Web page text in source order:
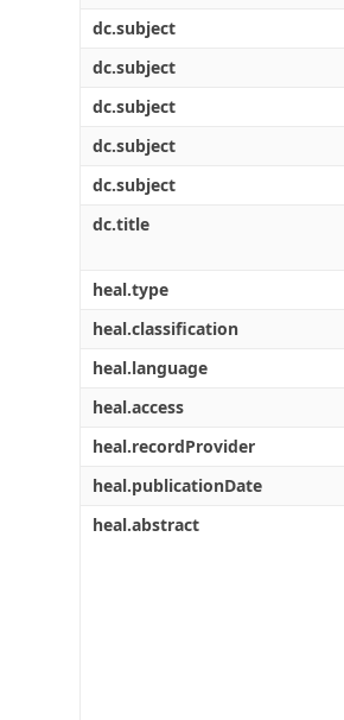
dc.subject
dc.subject
dc.subject
dc.subject
dc.subject
dc.title
heal.type
heal.classification
heal.language
heal.access
heal.recordProvider
heal.publicationDate
heal.abstract